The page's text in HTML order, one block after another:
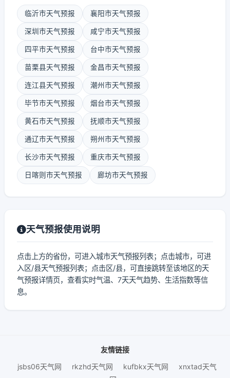
临沂市天气预报 襄阳市天气预报
深圳市天气预报 咸宁市天气预报
四平市天气预报 台中市天气预报
苗栗县天气预报 金昌市天气预报
连江县天气预报 潮州市天气预报
毕节市天气预报 烟台市天气预报
黄石市天气预报 抚顺市天气预报
通辽市天气预报 朔州市天气预报
长沙市天气预报 重庆市天气预报
日喀则市天气预报 廊坊市天气预报
天气预报使用说明
点击上方的省份，可进入城市天气预报列表；点击城市，可进
入区/县天气预报列表；点击区/县，可直接跳转至该地区的天
气预报详情页，查看实时气温、7天天气趋势、生活指数等信
息。
友情链接
jsbs06天气网
rkzhd天气网 kufbkx天气网
xnxtad天气